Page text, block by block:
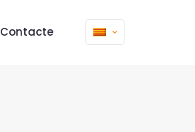
Contacte